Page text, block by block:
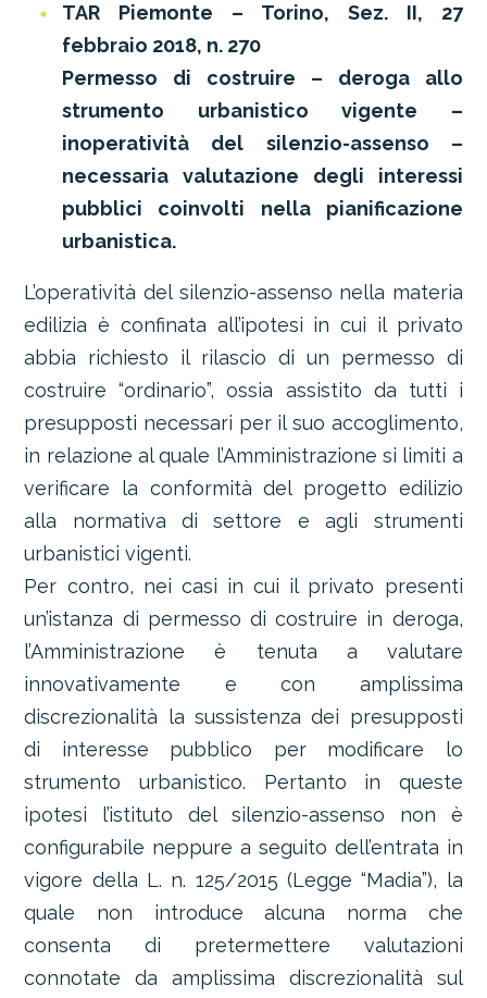
TAR Piemonte – Torino, Sez. II, 27
febbraio 2018, n. 270
Permesso di costruire – deroga allo
strumento urbanistico vigente –
inoperatività del silenzio-assenso –
necessaria valutazione degli interessi
pubblici coinvolti nella pianificazione
urbanistica.
L’operatività del silenzio-assenso nella materia
edilizia è confinata all’ipotesi in cui il privato
abbia richiesto il rilascio di un permesso di
costruire “ordinario”, ossia assistito da tutti i
presupposti necessari per il suo accoglimento,
in relazione al quale l’Amministrazione si limiti a
verificare la conformità del progetto edilizio
alla normativa di settore e agli strumenti
urbanistici vigenti.
Per contro, nei casi in cui il privato presenti
un’istanza di permesso di costruire in deroga,
l’Amministrazione è tenuta a valutare
innovativamente e con amplissima
discrezionalità la sussistenza dei presupposti
di interesse pubblico per modificare lo
strumento urbanistico. Pertanto in queste
ipotesi l’istituto del silenzio-assenso non è
configurabile neppure a seguito dell’entrata in
vigore della L. n. 125/2015 (Legge “Madia”), la
quale non introduce alcuna norma che
consenta di pretermettere valutazioni
connotate da amplissima discrezionalità sul